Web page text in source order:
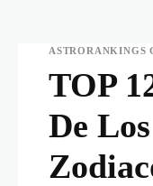
ASTRORANKINGS
TOP
De